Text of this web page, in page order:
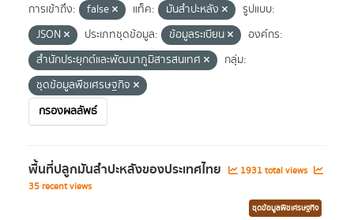
การเข้าถึง: false แท็ค: มันสำปะหลัง
รูปแบบ:
JSON
ประเภทชุดข้อมูล: ข้อมูลระเบียน
องค์กร:
สำนักประยุกต์และพัฒนาภูมิสารสนเทศ
กลุ่ม:
ชุดข้อมูลพืชเศรษฐกิจ
กรองผลลัพธ์
พื้นที่ปลูกมันสำปะหลังของประเทศไทย
1931 total views
35 recent views
ชุดข้อมูลพืชเศรษฐกิจ